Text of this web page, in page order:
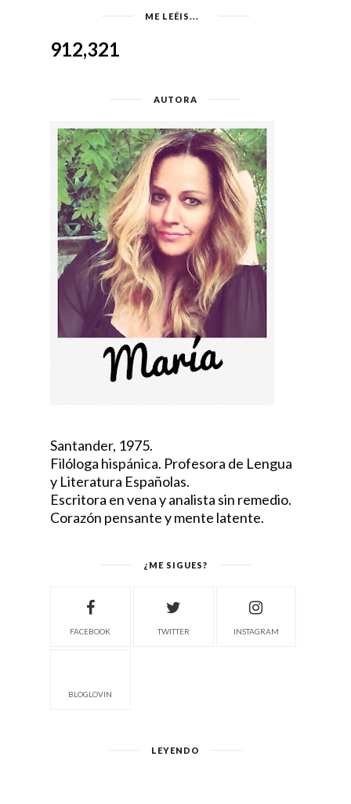
ME LEÉIS...
912,321
AUTORA
Santander, 1975.
Filóloga hispánica. Profesora de Lengua
y Literatura Españolas.
Escritora en vena y analista sin remedio.
Corazón pensante y mente latente.
¿ME SIGUES?
FACEBOOK TWITTER INSTAGRAM
BLOGLOVIN
LEYENDO